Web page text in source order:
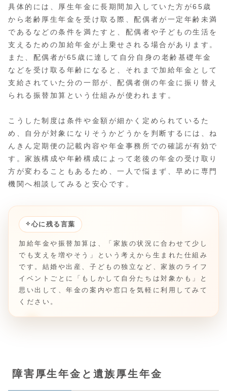
具体的には、厚生年金に長期間加入していた方が65歳
から老齢厚生年金を受け取る際、配偶者が一定年齢未満
であるなどの条件を満たすと、配偶者や子どもの生活を
支えるための加給年金が上乗せされる場合があります。
また、配偶者が65歳に達して自分自身の老齢基礎年金
などを受け取る年齢になると、それまで加給年金として
支給されていた分の一部が、配偶者側の年金に振り替え
られる振替加算という仕組みが使われます。
こうした制度は条件や金額が細かく定められているた
め、自分が対象になりそうかどうかを判断するには、ね
んきん定期便の記載内容や年金事務所での確認が有効で
す。家族構成や年齢構成によって老後の年金の受け取り
方が変わることもあるため、一人で悩まず、早めに専門
機関へ相談してみると安心です。
✧心に残る言葉
加給年金や振替加算は、「家族の状況に合わせて少し
でも支えを増やそう」という考えから生まれた仕組み
です。結婚や出産、子どもの独立など、家族のライフ
イベントごとに「もしかして自分たちは対象かも」と
思い出して、年金の案内や窓口を気軽に利用してみて
ください。
障害厚生年金と遺族厚生年金